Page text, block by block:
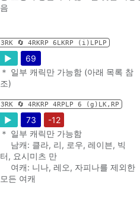
음
3RK 🔄️ 4RKRP 6LKRP (i)LPLP
▶
69
＊ 일부 캐릭만 가능함 (아래 목록 참
조)
3RK 🔄️ 4RKRP 4RPLP 6 (g)LK,RP
▶ 73
-12
＊ 일부 캐릭만 가능함
남캐: 클라, 리, 로우, 레이븐, 빅
터, 요시미츠 만
여캐: 니나, 레오, 자피나를 제외한
모든 여캐